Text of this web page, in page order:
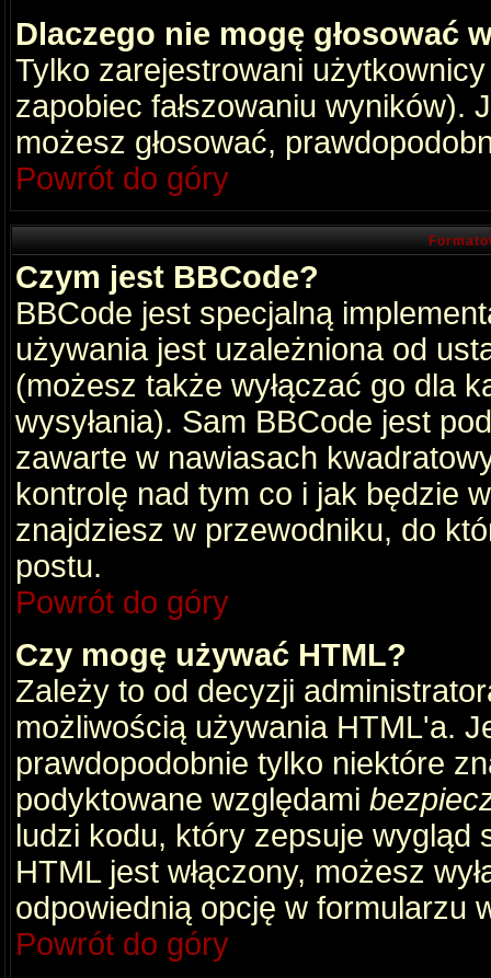
Dlaczego nie mogę głosować
Tylko zarejestrowani
zapobiec fałszowaniu wyników).
możesz głosować,
Powrót do góry
Czym jest BBCode?
BBCode jest specjalną
używania jest uzależniona od
(możesz także wyłączać go dla
wysyłania). Sam BBCode jest
zawarte w nawiasach
kontrolę nad tym co i jak będzie
znajdziesz w przewodniku, do
postu.
Powrót do góry
Czy mogę używać HTML?
Zależy to od decyzji
możliwością używania HTML'a.
prawdopodobnie tylko niektóre
podyktowane względami
ludzi kodu, który zepsuje wygląd
HTML jest włączony, możesz
odpowiednią opcję w formularzu
Powrót do góry